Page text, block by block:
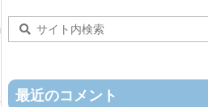
最近のコメント